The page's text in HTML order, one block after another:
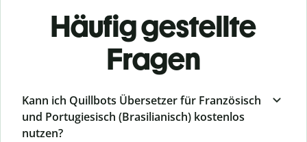
Häufig gestellte
Fragen
Kann ich Quillbots Übersetzer für Französisch
und Portugiesisch (Brasilianisch) kostenlos
nutzen?